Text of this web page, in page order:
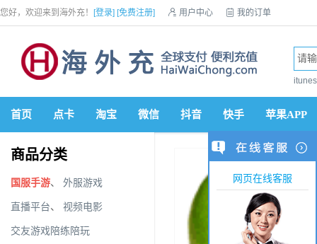
您好，欢迎来到海外充！ [登录] [免费注册]  用户中心  我的订单
首页 点卡 淘宝 微信 抖音 快手 苹果APP
商品分类
国服手游、 外服游戏
直播平台、 视频电影
交友游戏陪练陪玩
网页在线客服